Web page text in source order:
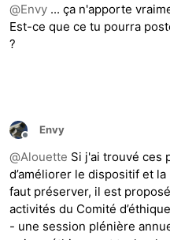
@Envy ... ça n'apporte
Est-ce que ce tu pourra
?
Hors-ligne
Envy
@Alouette Si j'ai trouvé ces
d’améliorer le dispositif et
faut préserver, il est
activités du Comité
- une session plénière